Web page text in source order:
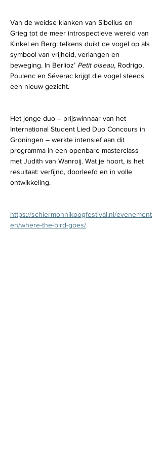
Van de weidse klanken van Sibelius en
Grieg tot de meer introspectieve wereld van
Kinkel en Berg: telkens duikt de vogel op als
symbool van vrijheid, verlangen en
beweging. In Berlioz’ Petit oiseau, Rodrigo,
Poulenc en Séverac krijgt die vogel steeds
een nieuw gezicht.
Het jonge duo – prijswinnaar van het
International Student Lied Duo Concours in
Groningen – werkte intensief aan dit
programma in een openbare masterclass
met Judith van Wanroij. Wat je hoort, is het
resultaat: verfijnd, doorleefd en in volle
ontwikkeling.
https://schiermonnikoogfestival.nl/evenement
en/where-the-bird-goes/